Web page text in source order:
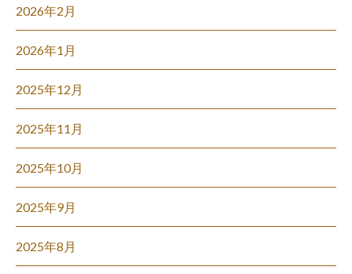
2026年2月
2026年1月
2025年12月
2025年11月
2025年10月
2025年9月
2025年8月